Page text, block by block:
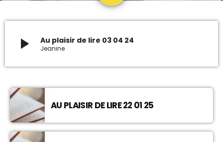
ARCHIVES
septembre 2023
juillet 2023
juin 2023
play_arrow Au plaisir de lire 03 04 24
Jeanine
AU PLAISIR DE LIRE 22 01 25